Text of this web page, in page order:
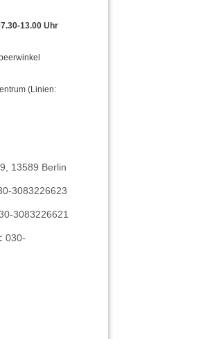
13.00 Uhr
(Linien:
13589 Berlin
3083226623
3083226621
030-